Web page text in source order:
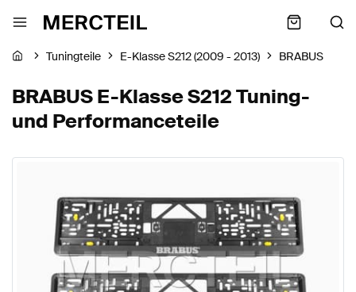
Tuningteile E-Klasse S212 (2009 - 2013) BRABUS
BRABUS E-Klasse S212 Tuning-
und Performanceteile